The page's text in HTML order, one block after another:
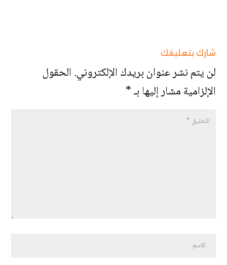
شارك بتعليقك
لن يتم نشر عنوان بريدك الإلكتروني.الحقول
الإلزامية مشار إليها بـ*